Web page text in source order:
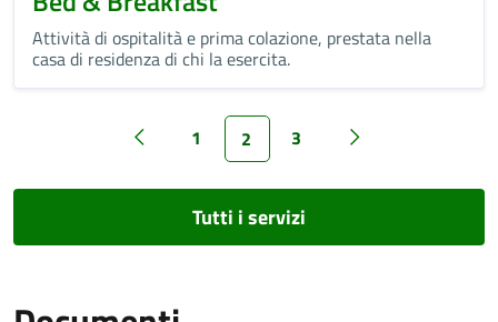
Attività di ospitalità e prima colazione, prestata nella
casa di residenza di chi la esercita.
1 2 3
Tutti i servizi